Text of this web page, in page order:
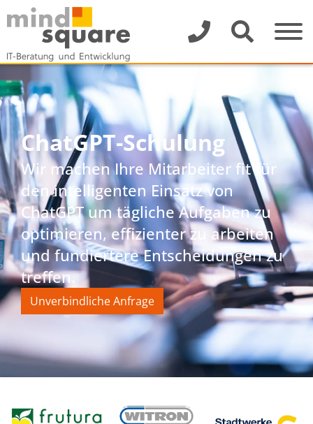
ChatGPT-Schulung
Wir machen Ihre Mitarbeiter fit für
den intelligenten Einsatz von
ChatGPT um tägliche Aufgaben zu
optimieren, effizienter zu arbeiten
und fundiertere Entscheidungen zu
treffen.
Unverbindliche Anfrage